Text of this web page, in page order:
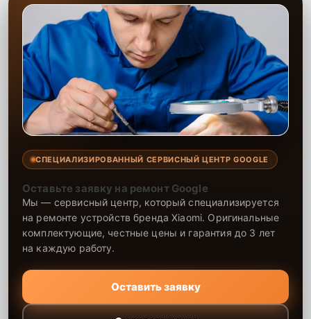
СПЕЦИАЛИЗИРОВАННЫЙ СЕРВИСНЫЙ ЦЕНТР GOOGLE
Оставьте заявку на ремонт Google
Мы — сервисный центр, который специализируется
на ремонте устройств бренда Xiaomi. Оригинальные
комплектующие, честные цены и гарантия до 3 лет
на каждую работу.
Оставить заявку